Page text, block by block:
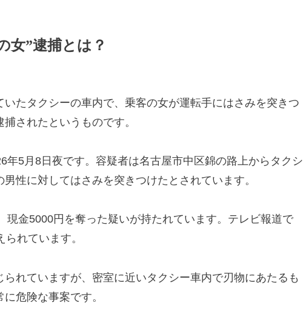
女”逮捕とは？
たタクシーの車内で、乗客の女が運転手にはさみを突きつ
されたというものです。
年5月8日夜です。容疑者は名古屋市中区錦の路上からタクシ
性に対してはさみを突きつけたとされています。
現金5000円を奪った疑いが持たれています。テレビ報道で
れています。
れていますが、密室に近いタクシー車内で刃物にあたるも
危険な事案です。